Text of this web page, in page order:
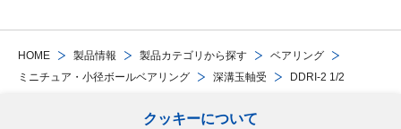
クッキーについて
HOME 製品情報 製品カテゴリから探す
ベアリング
ミニチュア・小径ボールベアリング
深溝玉軸受 DDRI-2 1/2